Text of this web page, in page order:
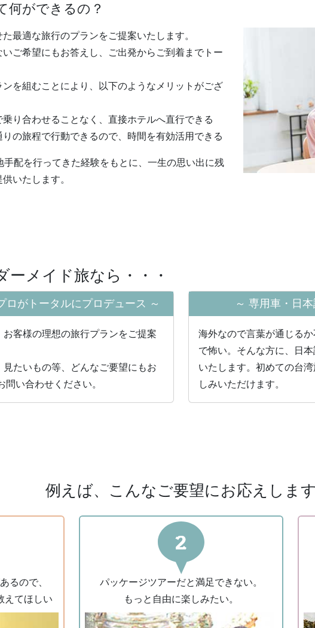
何ができるの？
最適な旅⾏のプランをご提案いたします。
ご希望にもお答えし、ご出発からご到着までトー
を組むことにより、以下のようなメリットがござ
り合わせることなく、直接ホテルへ直⾏できる
の旅程で⾏動できるので、時間を有効活⽤できる
配を⾏ってきた経験をもとに、⼀⽣の思い出に残
いたします。
ーメイド旅なら・・・
ロが トータルにプロデュース ～
客様の理想の旅⾏プランをご提案
たいもの等、どんなご要望にもお
い合わせください。
～ 専用車・日
海外なので⾔葉が通じる
で怖い。そんな⽅に、⽇
いたします。初めての台
しみいただけます。
例えば、こんなご要望にお応えしま
るので、
えてほしい
パッケージツアーだと満⾜できない。
もっと⾃由に楽しみたい。